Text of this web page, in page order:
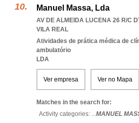
Manuel Massa, Lda
AV DE ALMEIDA LUCENA 26 R/C
VILA REAL
Atividades de prática médica de
ambulatório
LDA
Ver empresa Ver no Mapa
Matches in the search for:
Activity categories: ...MANUEL